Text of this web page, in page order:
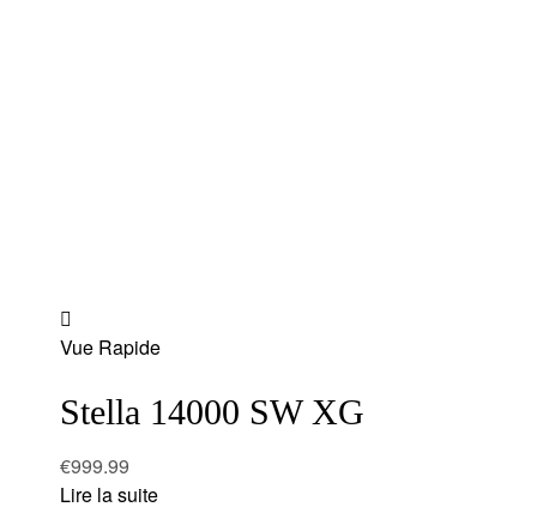
to
Vue Rapide
Stella 14000 SW XG
€999.99
Lire la suite